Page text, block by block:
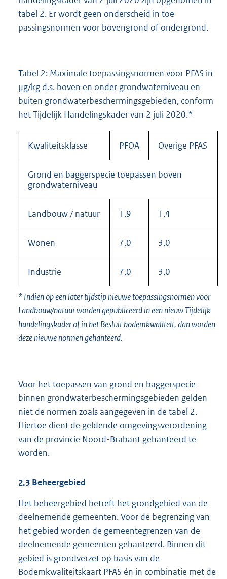
tabel 2. Er wordt geen onderscheid in toe-
passingsnormen voor bovengrond of ondergrond.
Tabel 2: Maximale toepassingsnormen voor PFAS in
µg/kg d.s. boven en onder grondwaterniveau en
buiten grondwaterbeschermingsgebieden, conform
het Tijdelijk Handelingskader van 2 juli 2020.*
Kwaliteitsklasse PFOA Overige PFAS
Grond en baggerspecie toepassen boven
grondwaterniveau
Landbouw / natuur 1,9 1,4
Wonen 7,0 3,0
Industrie 7,0 3,0
* Indien op een later tijdstip nieuwe toepassingsnormen voor
Landbouw/natuur worden gepubliceerd in een nieuw Tijdelijk
handelingskader of in het Besluit bodemkwaliteit, dan worden
deze nieuwe normen gehanteerd.
Voor het toepassen van grond en baggerspecie
binnen grondwaterbeschermingsgebieden gelden
niet de normen zoals aangegeven in de tabel 2.
Hiertoe dient de geldende omgevingsverordening
van de provincie Noord-Brabant gehanteerd te
worden.
2.3 Beheergebied
Het beheergebied betreft het grondgebied van de
deelnemende gemeenten. Voor de begrenzing van
het gebied worden de gemeentegrenzen van de
deelnemende gemeenten gehanteerd. Binnen dit
gebied is grondverzet op basis van de
Bodemkwaliteitskaart PFAS én in combinatie met de